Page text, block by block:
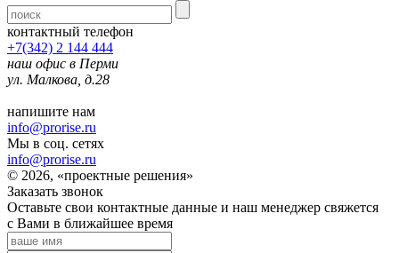
контактный телефон
+7(342) 2 144 444
наш офис в Перми
ул. Малкова, д.28
напишите нам
info@prorise.ru
Мы в соц. сетях
info@prorise.ru
© 2026, «проектные решения»
Заказать звонок
Оставьте свои контактные данные и наш менеджер свяжется
с Вами в ближайшее время